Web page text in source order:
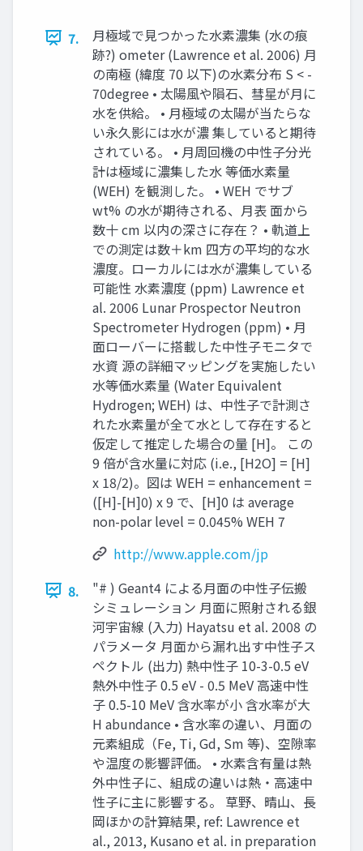
7.
月極域で見つかった水素濃集 (水の痕
跡?) ometer (Lawrence et al. 2006) 月
の南極 (緯度 70 以下)の水素分布 S < -
70degree • 太陽風や隕石、彗星が月に
水を供給。 • 月極域の太陽が当たらな
い永久影には水が濃 集していると期待
されている。 • 月周回機の中性子分光
計は極域に濃集した水 等価水素量
(WEH) を観測した。 • WEH でサブ
wt% の水が期待される、月表 面から
数十 cm 以内の深さに存在？ • 軌道上
での測定は数＋km 四方の平均的な水
濃度。ローカルには水が濃集している
可能性 水素濃度 (ppm) Lawrence et
al. 2006 Lunar Prospector Neutron
Spectrometer Hydrogen (ppm) • 月
面ローバーに搭載した中性子モニタで
水資 源の詳細マッピングを実施したい
水等価水素量 (Water Equivalent
Hydrogen; WEH) は、中性子で計測さ
れた水素量が全て水として存在すると
仮定して推定した場合の量 [H]。 この
9 倍が含水量に対応 (i.e., [H2O] = [H]
x 18/2)。図は WEH = enhancement =
([H]-[H]0) x 9 で、[H]0 は average
non-polar level = 0.045% WEH 7
http://www.apple.com/jp
8.
"# ) Geant4 による月面の中性子伝搬
シミュレーション 月面に照射される銀
河宇宙線 (入力) Hayatsu et al. 2008 の
パラメータ 月面から漏れ出す中性子ス
ペクトル (出力) 熱中性子 10-3-0.5 eV
熱外中性子 0.5 eV - 0.5 MeV 高速中性
子 0.5-10 MeV 含水率が小 含水率が大
H abundance • 含水率の違い、月面の
元素組成（Fe, Ti, Gd, Sm 等)、空隙率
や温度の影響評価。 • 水素含有量は熱
外中性子に、組成の違いは熱・高速中
性子に主に影響する。 草野、晴山、長
岡ほかの計算結果, ref: Lawrence et
al., 2013, Kusano et al. in preparation